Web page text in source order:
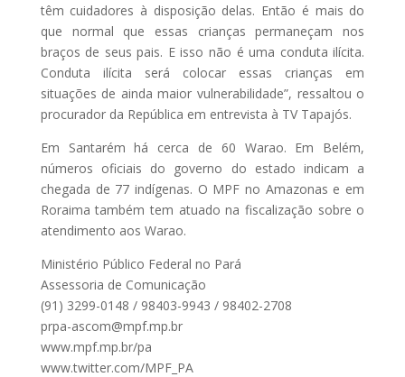
têm cuidadores à disposição delas. Então é mais do
que normal que essas crianças permaneçam nos
braços de seus pais. E isso não é uma conduta ilícita.
Conduta ilícita será colocar essas crianças em
situações de ainda maior vulnerabilidade”, ressaltou o
procurador da República em entrevista à TV Tapajós.
Em Santarém há cerca de 60 Warao. Em Belém,
números oficiais do governo do estado indicam a
chegada de 77 indígenas. O MPF no Amazonas e em
Roraima também tem atuado na fiscalização sobre o
atendimento aos Warao.
Ministério Público Federal no Pará
Assessoria de Comunicação
(91) 3299-0148 / 98403-9943 / 98402-2708
prpa-ascom@mpf.mp.br
www.mpf.mp.br/pa
www.twitter.com/MPF_PA